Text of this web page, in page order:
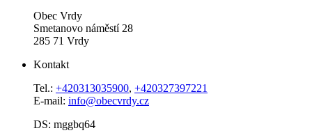
Obec Vrdy
Smetanovo náměstí 28
285 71 Vrdy
Kontakt
Tel.: +420313035900, +420327397221
E-mail: info@obecvrdy.cz
DS: mggbq64